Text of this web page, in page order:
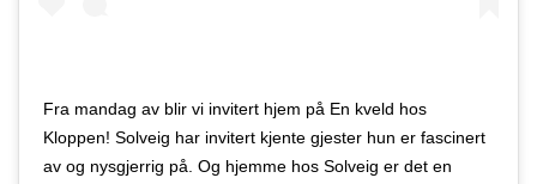
Fra mandag av blir vi invitert hjem på En kveld hos
Kloppen! Solveig har invitert kjente gjester hun er fascinert
av og nysgjerrig på. Og hjemme hos Solveig er det en